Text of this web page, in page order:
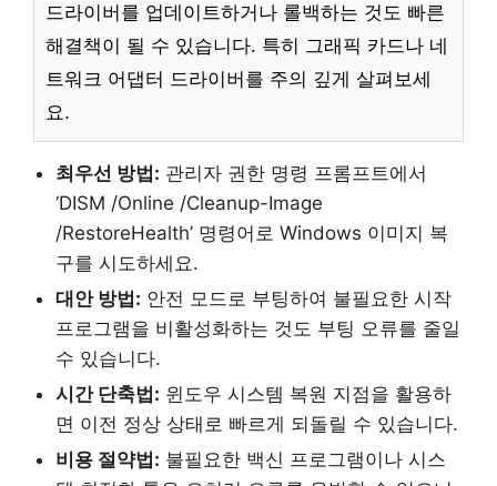
드라이버를 업데이트하거나 롤백하는 것도 빠른
해결책이 될 수 있습니다. 특히 그래픽 카드나 네
트워크 어댑터 드라이버를 주의 깊게 살펴보세
요.
최우선 방법: 관리자 권한 명령 프롬프트에서
‘DISM /Online /Cleanup-Image
/RestoreHealth’ 명령어로 Windows 이미지 복
구를 시도하세요.
대안 방법: 안전 모드로 부팅하여 불필요한 시작
프로그램을 비활성화하는 것도 부팅 오류를 줄일
수 있습니다.
시간 단축법: 윈도우 시스템 복원 지점을 활용하
면 이전 정상 상태로 빠르게 되돌릴 수 있습니다.
비용 절약법: 불필요한 백신 프로그램이나 시스